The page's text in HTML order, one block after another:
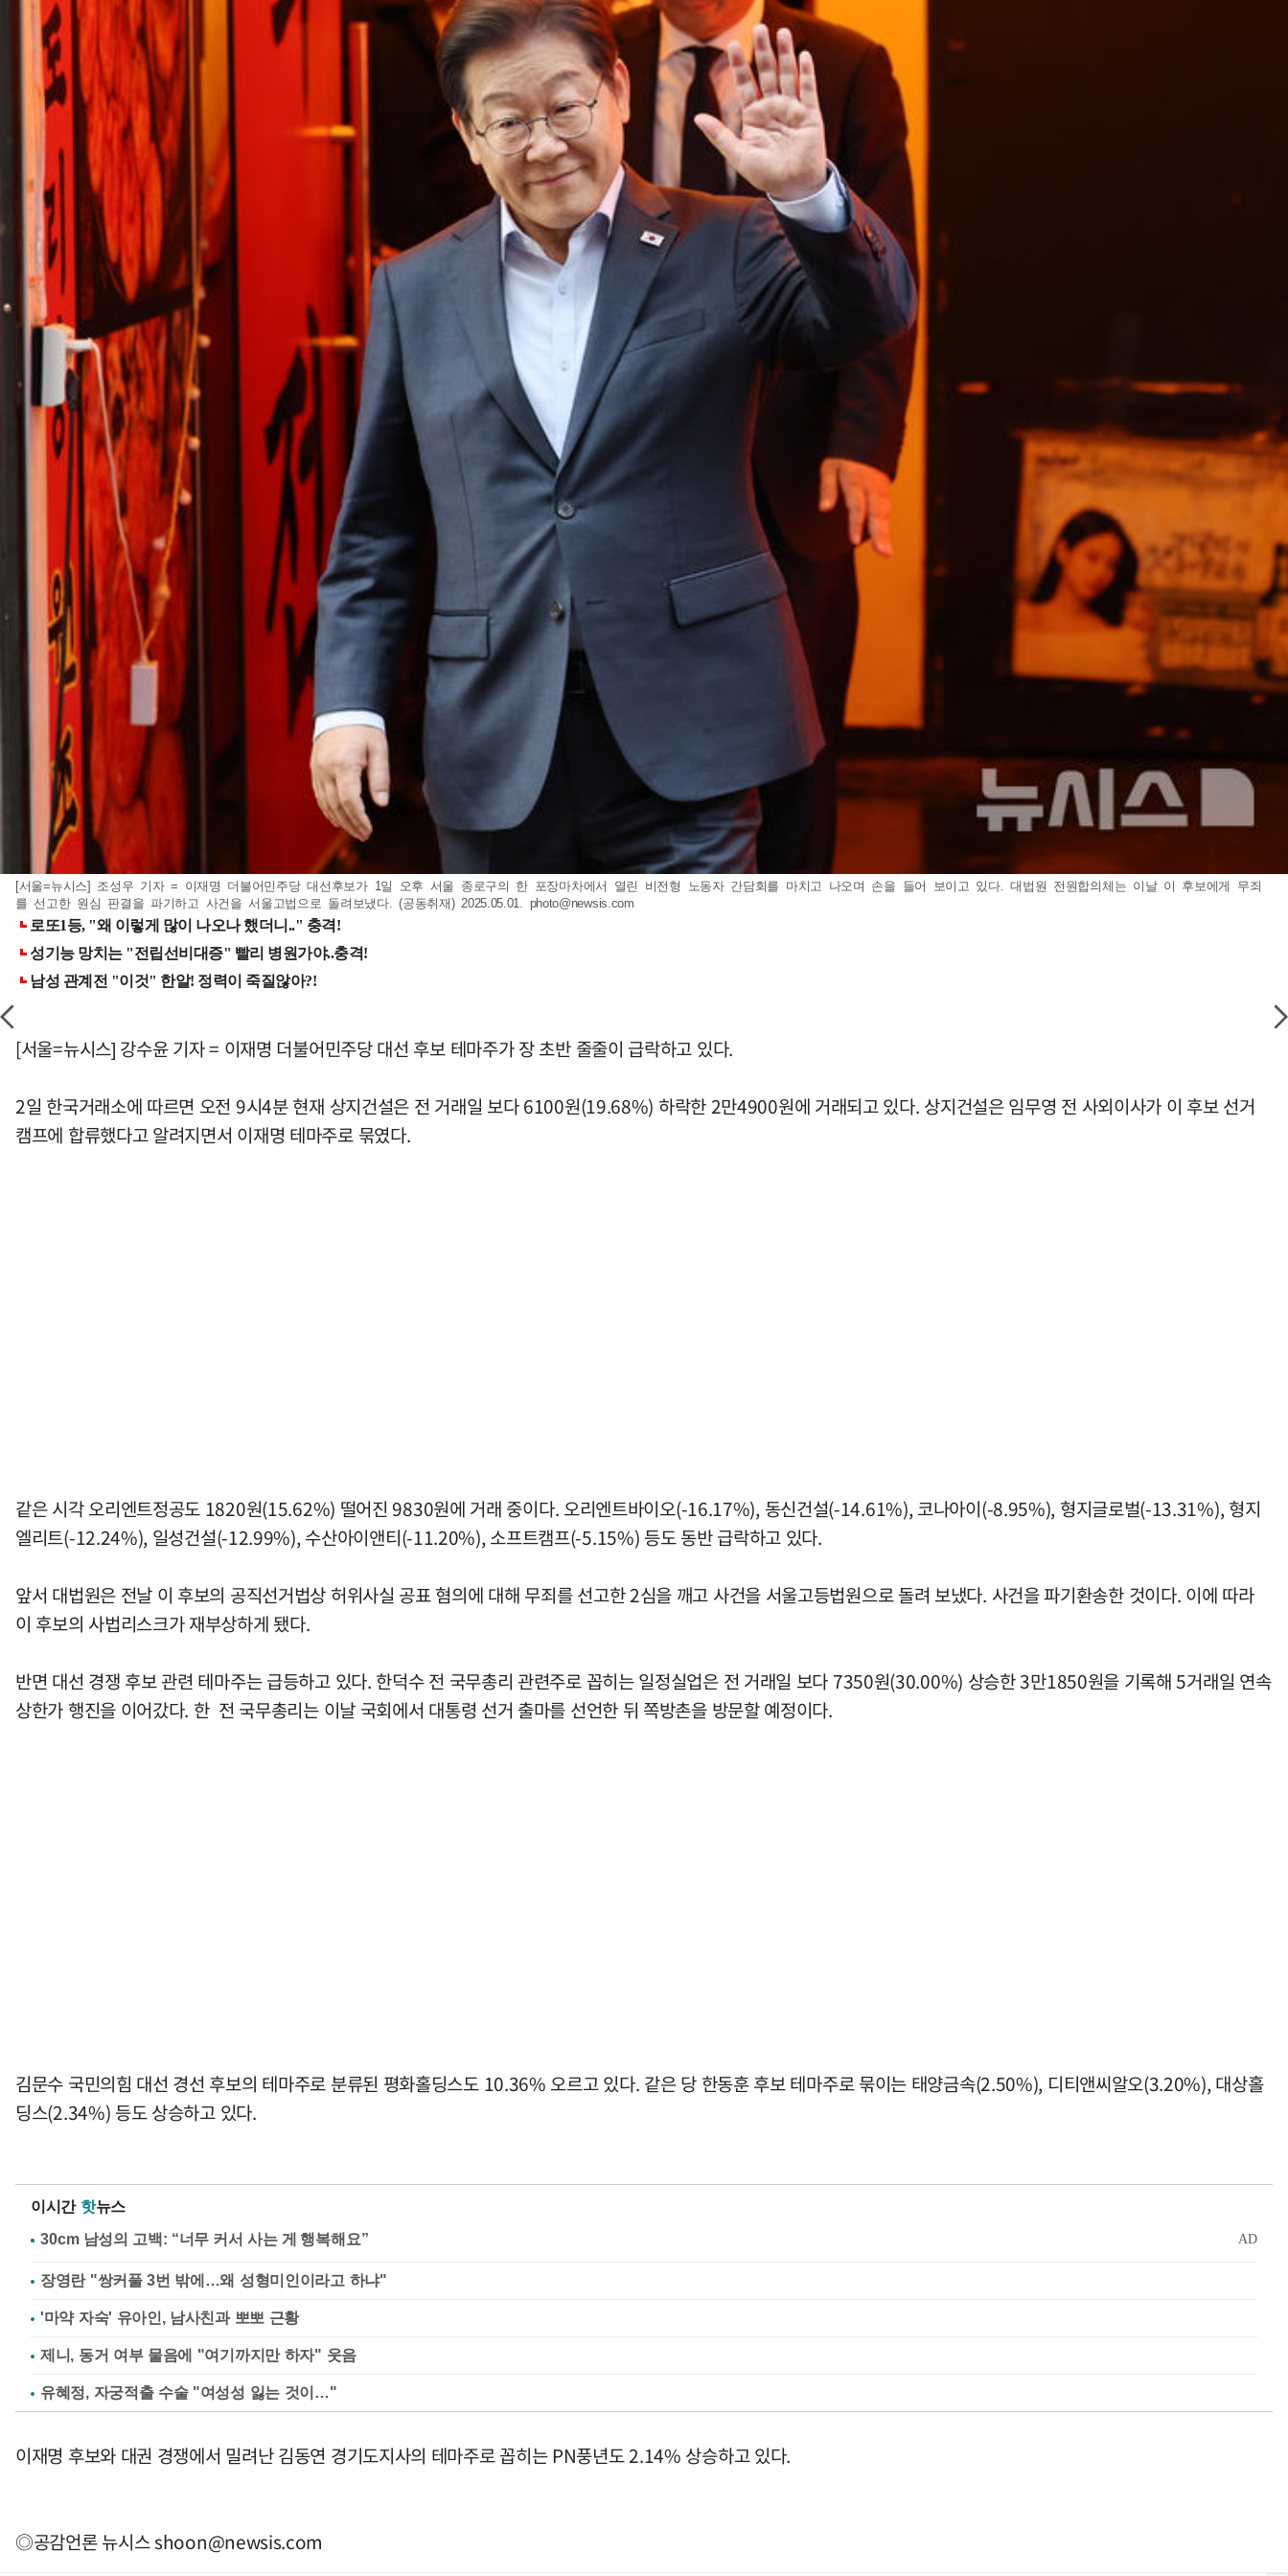
[서울=뉴시스] 조성우 기자 = 이재명 더불어민주당 대선후보가 1일 오후 서울 종로구의 한 포장마차에서 열린 비전형 노동자 간담회를 마치고 나오며 손을 들어 보이고 있다. 대법원 전원합의체는 이날 이 후보에게 무죄
를 선고한 원심 판결을 파기하고 사건을 서울고법으로 돌려보냈다. (공동취재) 2025.05.01. photo@newsis.com
[서울=뉴시스] 강수윤 기자 = 이재명 더불어민주당 대선 후보 테마주가 장 초반 줄줄이 급락하고 있다.
2일 한국거래소에 따르면 오전 9시4분 현재 상지건설은 전 거래일 보다 6100원(19.68%) 하락한 2만4900원에 거래되고 있다. 상지건설은 임무영 전 사외이사가 이 후보 선거
캠프에 합류했다고 알려지면서 이재명 테마주로 묶였다.
같은 시각 오리엔트정공도 1820원(15.62%) 떨어진 9830원에 거래 중이다. 오리엔트바이오(-16.17%), 동신건설(-14.61%), 코나아이(-8.95%), 형지글로벌(-13.31%), 형지
엘리트(-12.24%), 일성건설(-12.99%), 수산아이앤티(-11.20%), 소프트캠프(-5.15%) 등도 동반 급락하고 있다.
앞서 대법원은 전날 이 후보의 공직선거법상 허위사실 공표 혐의에 대해 무죄를 선고한 2심을 깨고 사건을 서울고등법원으로 돌려 보냈다. 사건을 파기환송한 것이다. 이에 따라
이 후보의 사법리스크가 재부상하게 됐다.
반면 대선 경쟁 후보 관련 테마주는 급등하고 있다. 한덕수 전 국무총리 관련주로 꼽히는 일정실업은 전 거래일 보다 7350원(30.00%) 상승한 3만1850원을 기록해 5거래일 연속
상한가 행진을 이어갔다. 한 전 국무총리는 이날 국회에서 대통령 선거 출마를 선언한 뒤 쪽방촌을 방문할 예정이다.
김문수 국민의힘 대선 경선 후보의 테마주로 분류된 평화홀딩스도 10.36% 오르고 있다. 같은 당 한동훈 후보 테마주로 묶이는 태양금속(2.50%), 디티앤씨알오(3.20%), 대상홀
딩스(2.34%) 등도 상승하고 있다.
이시간 핫뉴스
장영란 "쌍커풀 3번 밖에…왜 성형미인이라고 하냐"
'마약 자숙' 유아인, 남사친과 뽀뽀 근황
제니, 동거 여부 물음에 "여기까지만 하자" 웃음
유혜정, 자궁적출 수술 "여성성 잃는 것이…"
이재명 후보와 대권 경쟁에서 밀려난 김동연 경기도지사의 테마주로 꼽히는 PN풍년도 2.14% 상승하고 있다.
◎공감언론 뉴시스shoon@newsis.com